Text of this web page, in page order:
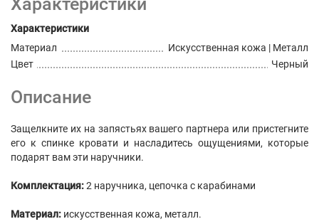
Характеристики
Материал
Искусственная кожа | Металл
Цвет
Черный
Описание
Защелкните их на запястьях вашего партнера или пристегните
его к спинке кровати и насладитесь ощущениями, которые
подарят вам эти наручники.
Комплектация:2 наручника, цепочка с карабинами
Материал: искусственная кожа, металл.